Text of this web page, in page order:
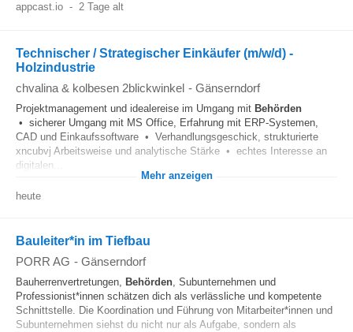
appcast.io - 2 Tage alt
Technischer / Strategischer Einkäufer (m/w/d) -
Holzindustrie
chvalina & kolbesen 2blickwinkel - Gänserndorf
Projektmanagement und idealereise im Umgang mit Behörden
• sicherer Umgang mit MS Office, Erfahrung mit ERP-Systemen,
CAD und Einkaufssoftware • Verhandlungsgeschick, strukturierte
xncubvj Arbeitsweise und analytische Stärke • echtes Interesse an
digitalen...
Mehr anzeigen
heute
Bauleiter*in im Tiefbau
PORR AG - Gänserndorf
Bauherrenvertretungen, Behörden, Subunternehmen und
Professionist*innen schätzen dich als verlässliche und kompetente
Schnittstelle. Die Koordination und Führung von Mitarbeiter*innen und
Subunternehmen siehst du nicht nur als Aufgabe, sondern als